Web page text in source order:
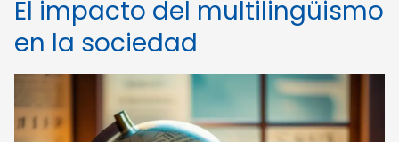
El impacto del multilingüismo
en la sociedad